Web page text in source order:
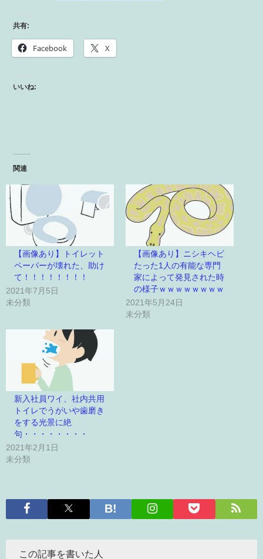
共有:
Facebook X
いいね:
関連
【画像あり】トイレット
ペーパーが壊れた、助け
て！！！！！！！！
2021年7月5日
未分類
【画像あり】ニシキヘビ
たった1人の有能な専門
家によって発見された時
の様子ｗｗｗｗｗｗｗｗ
2021年5月24日
未分類
新入社員ワイ、社内共用
トイレでうがいや歯磨き
をする光景に絶
句・・・・・・・・
2021年2月1日
未分類
この記事を書いた人